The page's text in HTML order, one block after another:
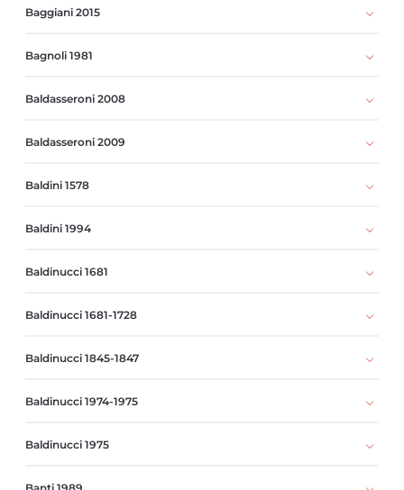
Baggiani 2015
Bagnoli 1981
Baldasseroni 2008
Baldasseroni 2009
Baldini 1578
Baldini 1994
Baldinucci 1681
Baldinucci 1681-1728
Baldinucci 1845-1847
Baldinucci 1974-1975
Baldinucci 1975